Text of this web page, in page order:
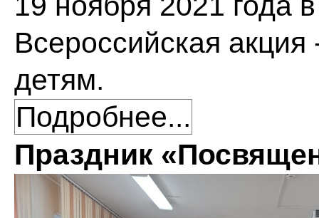
Всероссийская
детям.
Подробнее...
Праздник